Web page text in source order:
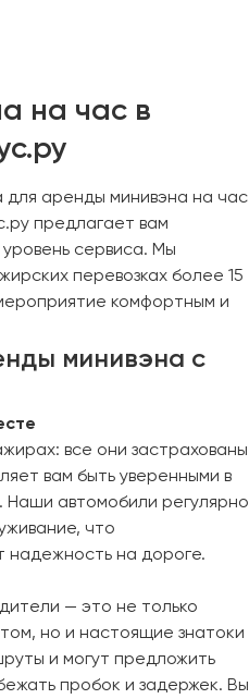
на час в
аренды минивэна на час
предлагает вам
сервиса. Мы
перевозках более 15
комфортным и
минивэна с
все они застрахованы
вам быть уверенными в
Наши автомобили регулярно
что
надежность на дороге.
— это не только
но и настоящие знатоки
и могут предложить
пробок и задержек. Вы